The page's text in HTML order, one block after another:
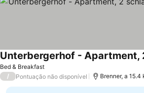
Bed & Breakfast
/ Pontuação não disponível Brenner, a